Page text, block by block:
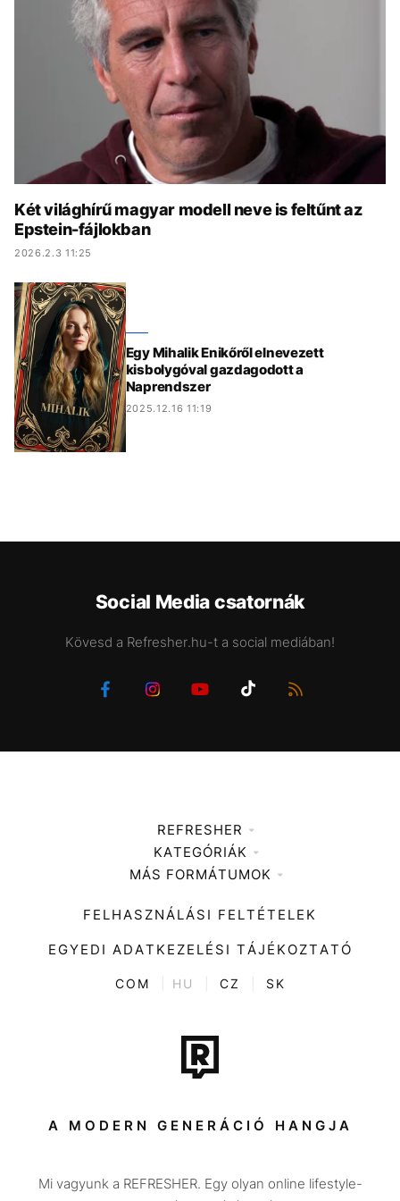
KÖZÉLET UTAZÁS
ÉLETMÓD DESIGN
BESZÉLGETÉSEK ARCOK
TÖRTÉNETEK
GASZTRO
Két világhírű magyar modell neve is feltűnt az
Epstein-fájlokban
2026.2.3 11:25
Egy Mihalik Enikőről elnevezett
kisbolygóval gazdagodott a
Naprendszer
2025.12.16 11:19
Social Media csatornák
Kövesd a Refresher.hu-t a social mediában!
REFRESHER
Médiaajánlat
KATEGÓRIÁK
Zene
Divat
Kultúra
ENTR
Tech-Tudomány
Sport
Társadalom
Utazás
MÁS FORMÁTUMOK
FELHASZNÁLÁSI FELTÉTELEK
EGYEDI ADATKEZELÉSI TÁJÉKOZTATÓ
COM HU CZ SK
A MODERN GENERÁCIÓ HANGJA
Mi vagyunk a REFRESHER. Egy olyan online lifestyle-